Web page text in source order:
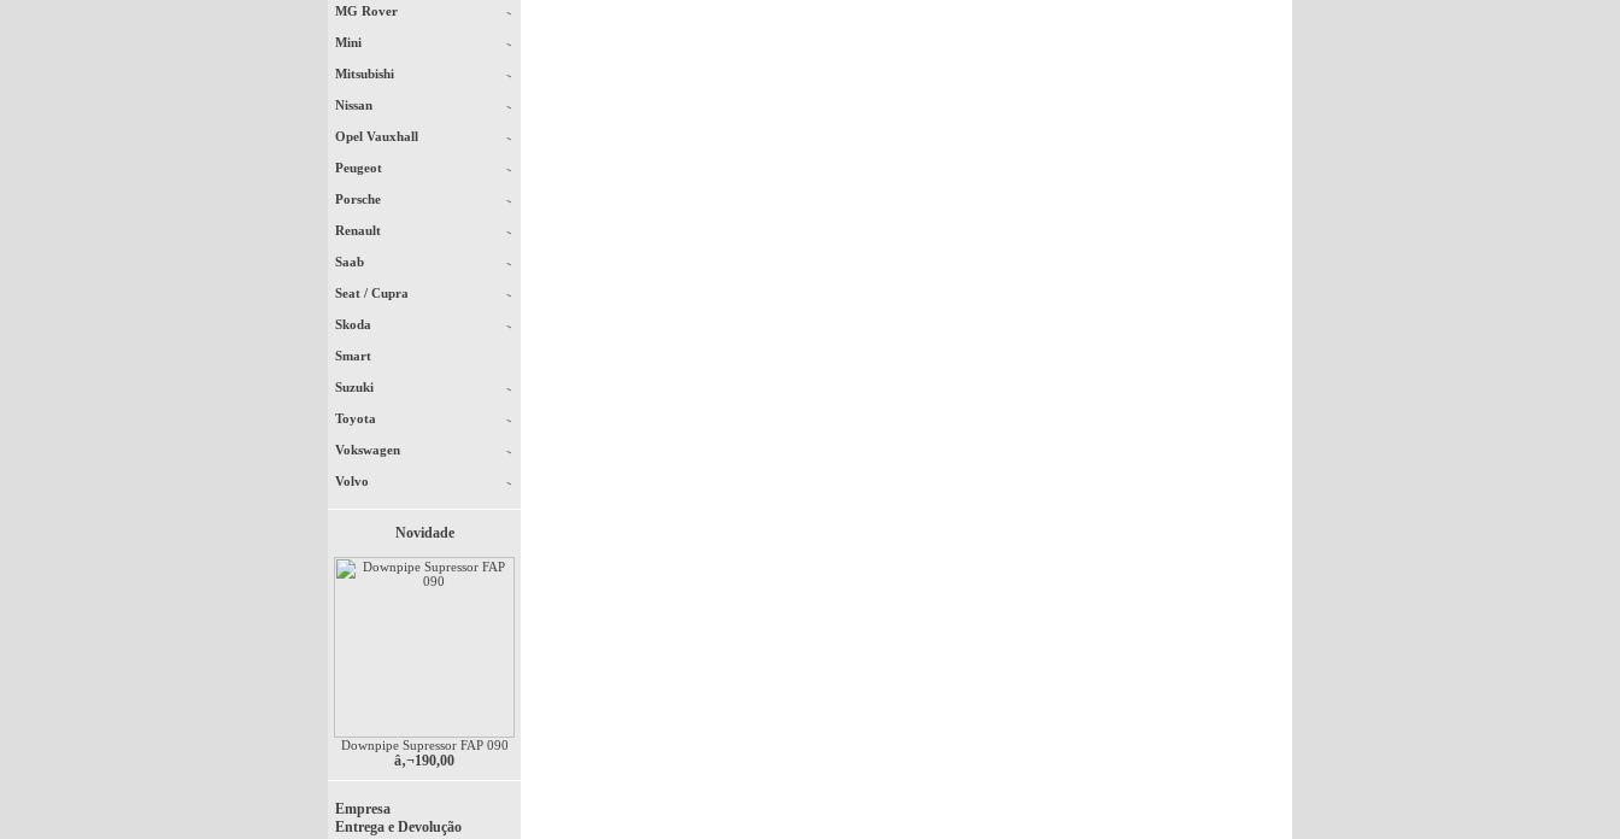
MG Rover
Mini
Mitsubishi
Nissan
Opel Vauxhall
Peugeot
Porsche
Renault
Saab
Seat / Cupra
Skoda
Smart
Suzuki
Toyota
Vokswagen
Volvo
Novidade
Downpipe Supressor FAP 090
â‚¬190,00
Empresa
Entrega e Devolução